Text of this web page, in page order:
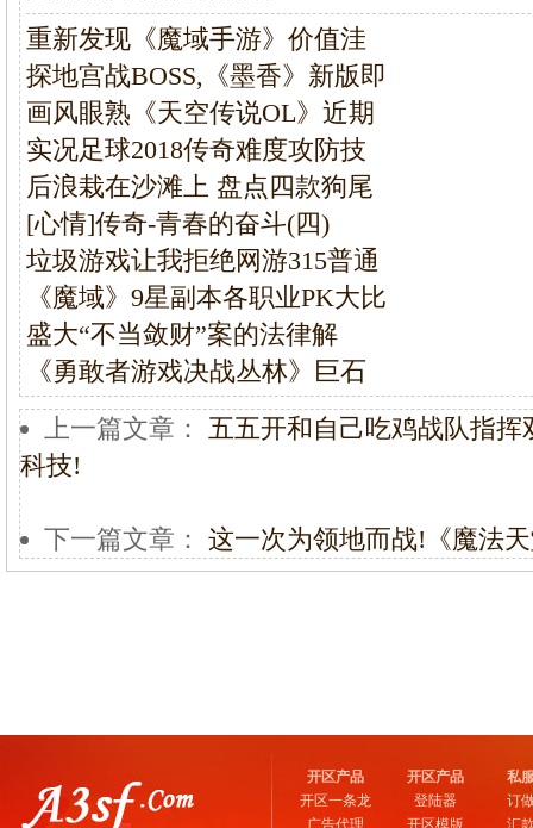
重新发现《魔域手游》价值洼
探地宫战BOSS,《墨香》新版即
画风眼熟《天空传说OL》近期
实况足球2018传奇难度攻防技
后浪栽在沙滩上 盘点四款狗尾
[心情]传奇-青春的奋斗(四)
垃圾游戏让我拒绝网游315普通
《魔域》9星副本各职业PK大比
盛大“不当敛财”案的法律解
《勇敢者游戏决战丛林》巨石
上一篇文章： 五五开和自己吃鸡战队指
科技!
下一篇文章： 这一次为领地而战!《魔法
开区产品
开区一条龙
广告代理
开区产品
登陆器
开区模版
私
订
汇